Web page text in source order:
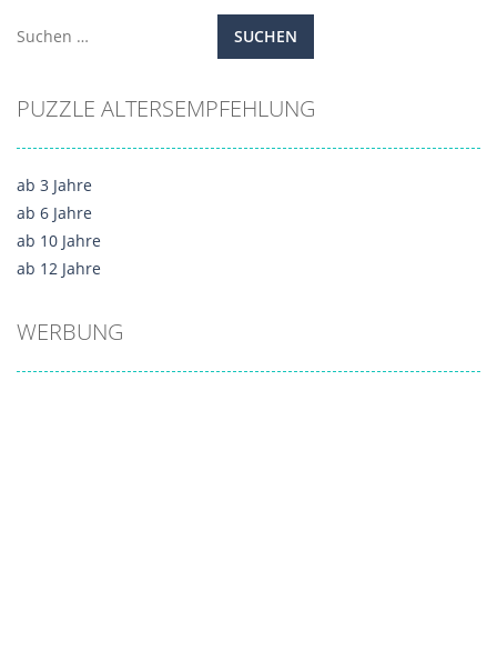
Suchen
PUZZLE ALTERSEMPFEHLUNG
ab 3 Jahre
ab 6 Jahre
ab 10 Jahre
ab 12 Jahre
WERBUNG